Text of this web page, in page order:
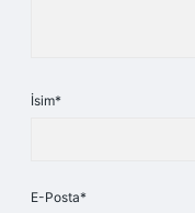
İsim*
E-Posta*